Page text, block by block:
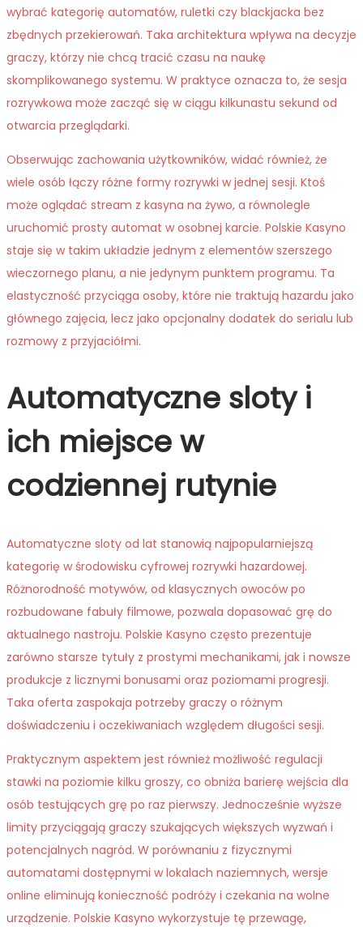
wybrać kategorię automatów, ruletki czy blackjacka bez
zbędnych przekierowań. Taka architektura wpływa na decyzje
graczy, którzy nie chcą tracić czasu na naukę
skomplikowanego systemu. W praktyce oznacza to, że sesja
rozrywkowa może zacząć się w ciągu kilkunastu sekund od
otwarcia przeglądarki.
Obserwując zachowania użytkowników, widać również, że
wiele osób łączy różne formy rozrywki w jednej sesji. Ktoś
może oglądać stream z kasyna na żywo, a równolegle
uruchomić prosty automat w osobnej karcie. Polskie Kasyno
staje się w takim układzie jednym z elementów szerszego
wieczornego planu, a nie jedynym punktem programu. Ta
elastyczność przyciąga osoby, które nie traktują hazardu jako
głównego zajęcia, lecz jako opcjonalny dodatek do serialu lub
rozmowy z przyjaciółmi.
Automatyczne sloty i
ich miejsce w
codziennej rutynie
Automatyczne sloty od lat stanowią najpopularniejszą
kategorię w środowisku cyfrowej rozrywki hazardowej.
Różnorodność motywów, od klasycznych owoców po
rozbudowane fabuły filmowe, pozwala dopasować grę do
aktualnego nastroju. Polskie Kasyno często prezentuje
zarówno starsze tytuły z prostymi mechanikami, jak i nowsze
produkcje z licznymi bonusami oraz poziomami progresji.
Taka oferta zaspokaja potrzeby graczy o różnym
doświadczeniu i oczekiwaniach względem długości sesji.
Praktycznym aspektem jest również możliwość regulacji
stawki na poziomie kilku groszy, co obniża barierę wejścia dla
osób testujących grę po raz pierwszy. Jednocześnie wyższe
limity przyciągają graczy szukających większych wyzwań i
potencjalnych nagród. W porównaniu z fizycznymi
automatami dostępnymi w lokalach naziemnych, wersje
online eliminują konieczność podróży i czekania na wolne
urządzenie. Polskie Kasyno wykorzystuje tę przewagę,